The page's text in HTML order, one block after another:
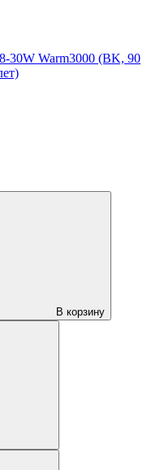
30W Warm3000 (BK, 90
В корзину